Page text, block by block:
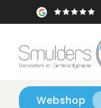
Webshop